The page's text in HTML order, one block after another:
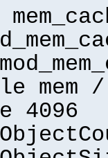
mem /
4096